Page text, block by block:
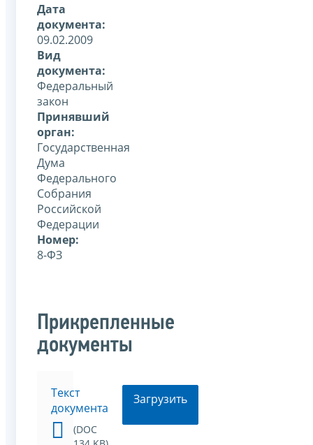
Дата
документа:
09.02.2009
Вид
документа:
Федеральный
закон
Принявший
орган:
Государственная
Дума
Федерального
Собрания
Российской
Федерации
Номер:
8-ФЗ
Прикрепленные
документы
Текст
документа
(DOC
Загрузить